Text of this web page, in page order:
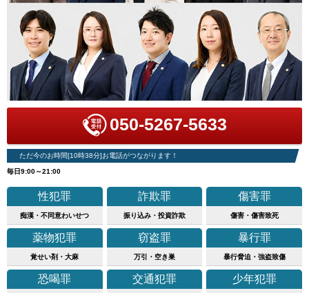
050-5267-5633
ただ今のお時間[10時38分]お電話がつながります！
毎日9:00～21:00
性犯罪
痴漢・不同意わいせつ
詐欺罪
振り込み・投資詐欺
傷害罪
傷害・傷害致死
薬物犯罪
覚せい剤・大麻
窃盗罪
万引・空き巣
暴行罪
暴行脅迫・強盗致傷
恐喝罪 交通犯罪 少年犯罪